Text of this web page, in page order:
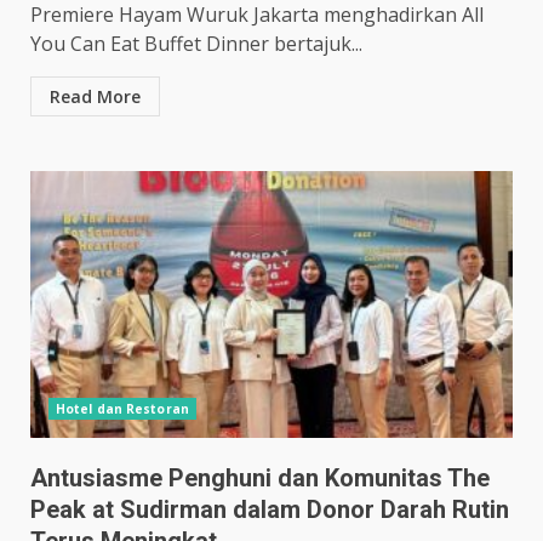
Premiere Hayam Wuruk Jakarta menghadirkan All
You Can Eat Buffet Dinner bertajuk...
Read More
Hotel dan Restoran
Antusiasme Penghuni dan Komunitas The
Peak at Sudirman dalam Donor Darah Rutin